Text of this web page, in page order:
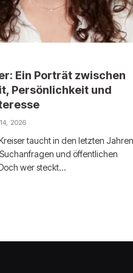
Ein Porträt zwischen
Persönlichkeit und
2026
taucht in den letzten Jahren
und öffentlichen
wer steckt…